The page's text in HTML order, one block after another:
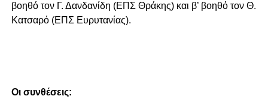
βοηθό τον Γ. Δανδανίδη (ΕΠΣ Θράκης) και β’ βοηθό τον Θ.
Κατσαρό (ΕΠΣ Ευρυτανίας).
Οι συνθέσεις: